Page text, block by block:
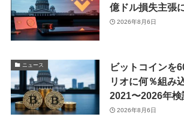
億ドル損失主張
2026年8月6日
ニュース
ビットコインを
リオに何％組み
2021〜2026年検
2026年8月6日